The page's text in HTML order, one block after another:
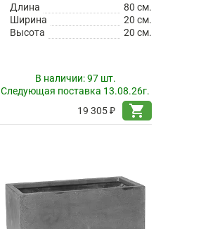
Длина
80 см.
Ширина
20 см.
Высота
20 см.
В наличии:97 шт.
Следующая поставка 13.08.26г.
19 305 ₽
shopping_cart